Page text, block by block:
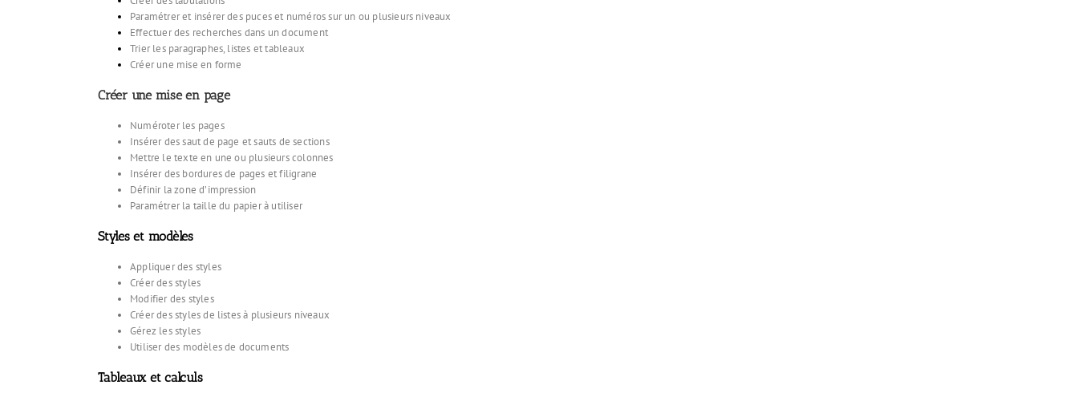
Paramétrer et insérer des puces et numéros sur un ou plusieurs niveaux
Effectuer des recherches dans un document
Trier les paragraphes, listes et tableaux
Créer une mise en forme
Créer une mise en page
Numéroter les pages
Insérer des saut de page et sauts de sections
Mettre le texte en une ou plusieurs colonnes
Insérer des bordures de pages et filigrane
Définir la zone d’impression
Paramétrer la taille du papier à utiliser
Styles et modèles
Appliquer des styles
Créer des styles
Modifier des styles
Créer des styles de listes à plusieurs niveaux
Gérez les styles
Utiliser des modèles de documents
Tableaux et calculs